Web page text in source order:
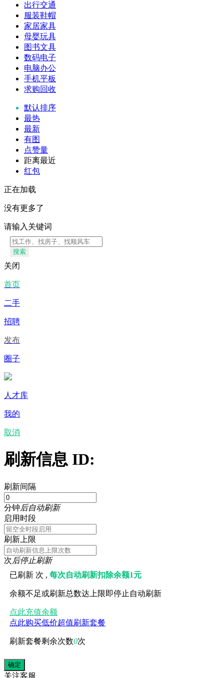
出行交通
服装鞋帽
家居家具
母婴玩具
图书文具
数码电子
电脑办公
手机平板
求购回收
默认排序
最热
最新
有图
点赞量
距离最近
红包
正在加载
没有更多了
请输入关键词
搜索
关闭
首页
二手
招聘
发布
圈子
人才库
我的
取消
刷新信息 ID:
刷新间隔
分钟后自动刷新
启用时段
刷新上限
次后停止刷新
已刷新 次 ,每次自动刷新扣除余额1元
余额不足或刷新总数达上限即停止自动刷新
点此充值余额
点此购买低价超值刷新套餐
刷新套餐剩余次数0次
关注客服